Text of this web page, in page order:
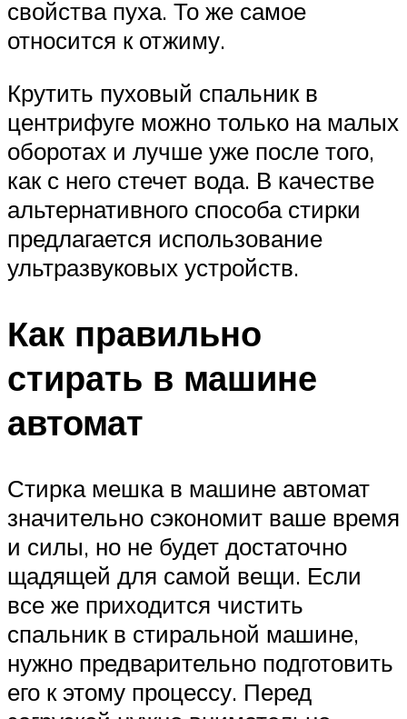
свойства пуха. То же самое
относится к отжиму.
Крутить пуховый спальник в
центрифуге можно только на малых
оборотах и лучше уже после того,
как с него стечет вода. В качестве
альтернативного способа стирки
предлагается использование
ультразвуковых устройств.
Как правильно
стирать в машине
автомат
Стирка мешка в машине автомат
значительно сэкономит ваше время
и силы, но не будет достаточно
щадящей для самой вещи. Если
все же приходится чистить
спальник в стиральной машине,
нужно предварительно подготовить
его к этому процессу. Перед